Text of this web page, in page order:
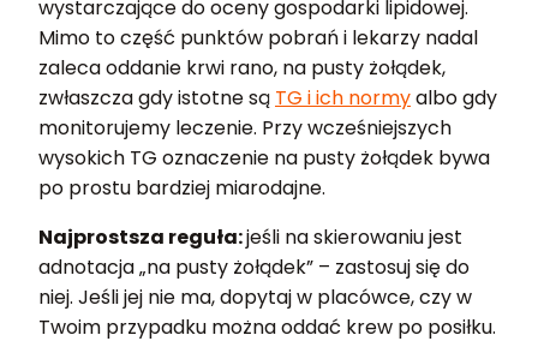
wystarczające do oceny gospodarki lipidowej.
Mimo to część punktów pobrań i lekarzy nadal
zaleca oddanie krwi rano, na pusty żołądek,
zwłaszcza gdy istotne są TG i ich normyalbo gdy
monitorujemy leczenie. Przy wcześniejszych
wysokich TG oznaczenie na pusty żołądek bywa
po prostu bardziej miarodajne.
Najprostsza reguła:jeśli na skierowaniu jest
adnotacja „na pusty żołądek” – zastosuj się do
niej. Jeśli jej nie ma, dopytaj w placówce, czy w
Twoim przypadku można oddać krew po posiłku.